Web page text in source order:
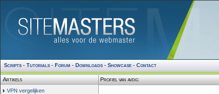
Scripts - Tutorials - Forum - Downloads - Showcase - Contact
Artikels
VPN vergelijken
Profiel van avdg: